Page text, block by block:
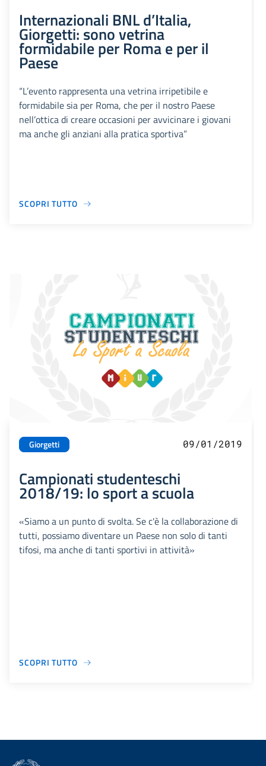
Internazionali BNL d’Italia,
Giorgetti: sono vetrina
formidabile per Roma e per il
Paese
“L’evento rappresenta una vetrina irripetibile e
formidabile sia per Roma, che per il nostro Paese
nell’ottica di creare occasioni per avvicinare i giovani
ma anche gli anziani alla pratica sportiva”
SCOPRI TUTTO
Giorgetti 09/01/2019
Campionati studenteschi
2018/19: lo sport a scuola
«Siamo a un punto di svolta. Se c'è la collaborazione di
tutti, possiamo diventare un Paese non solo di tanti
tifosi, ma anche di tanti sportivi in attività»
SCOPRI TUTTO